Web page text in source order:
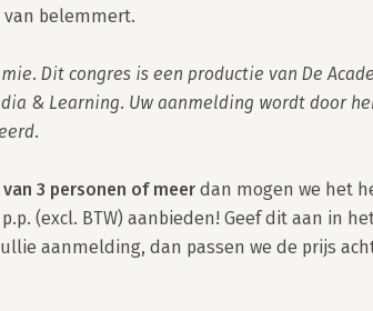
belemmert.
Dit congres is een productie van De
& Learning. Uw aanmelding wordt door
3 personen of meer dan mogen we het
(excl. BTW) aanbieden! Geef dit aan in
aanmelding, dan passen we de prijs